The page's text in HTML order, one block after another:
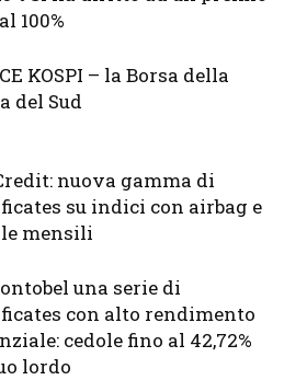
100%
KOSPI – la Borsa della
del Sud
nuova gamma di
su indici con airbag e
mensili
una serie di
con alto rendimento
cedole fino al 42,72%
lordo